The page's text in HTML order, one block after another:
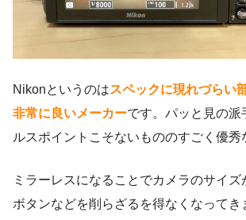
Nikonというのはスペックに現れづらい
非常に良いメーカーです。パッと見の派
ルスポイントこそないもののすごく優秀
ミラーレスになることでカメラのサイズ
ボタンなどを削らざるを得なくなってき